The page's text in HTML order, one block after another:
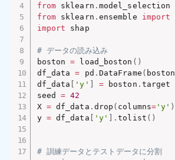
from sklearn . model_selection
from sklearn . ensemble import
import shap
# データの読み込み
boston = load_boston ( )
df_data = pd . DataFrame ( boston
df_data
'y' = boston . target
seed = 42
X = df_data . drop ( columns= 'y' )
y = df_data 'y' .tolist ( )
# 訓練データとテストデータに分割